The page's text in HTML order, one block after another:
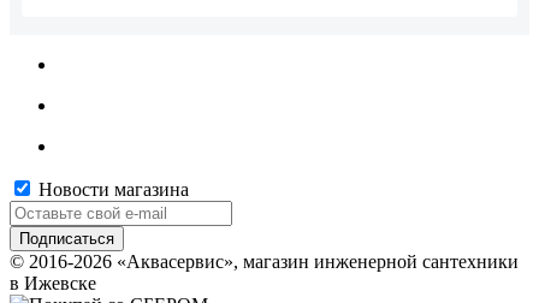
Новости магазина
© 2016-2026 «Аквасервис», магазин инженерной сантехники
в Ижевске